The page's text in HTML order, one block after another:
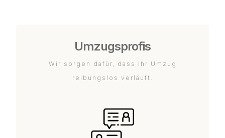
Umzugsprofis
Wir sorgen dafür, dass Ihr Umzug
reibungslos verläuft.